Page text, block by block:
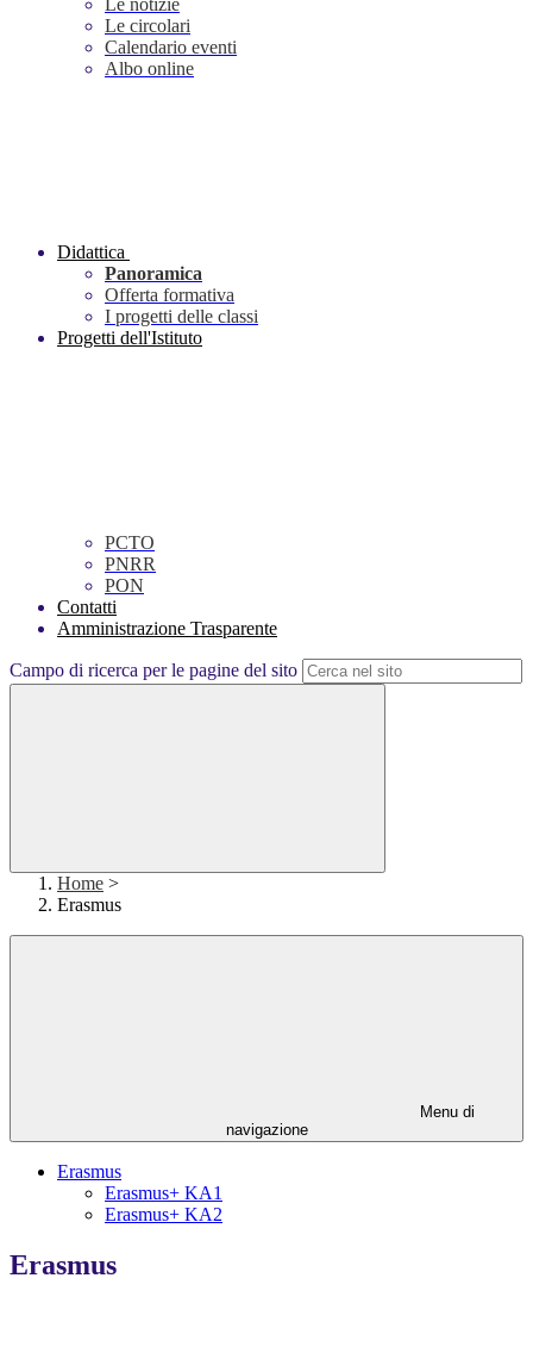
Le notizie
Le circolari
Calendario eventi
Albo online
Didattica
Panoramica
Offerta formativa
I progetti delle classi
Progetti dell'Istituto
PCTO
PNRR
PON
Contatti
Amministrazione Trasparente
Campo di ricerca per le pagine del sito
Home >
Erasmus
Menu di
navigazione
Erasmus
Erasmus+ KA1
Erasmus+ KA2
Erasmus